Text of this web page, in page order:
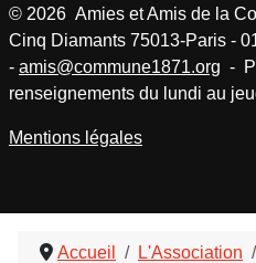
Accueil L'Association
© 2026 Amies et Amis de la
Cinq Diamants 75013-Paris -
- amis@commune1871.org -
renseignements du lundi au
Mentions légales